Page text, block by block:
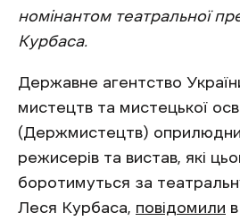
номінантом театральної
Курбаса.
Державне агентство
мистецтв та мистецької
(Держмистецтв)
режисерів та вистав, які
боротимуться за
Леся Курбаса, повідомили